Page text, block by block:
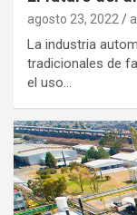
agosto 23, 2022
La industria
tradicionales de
el uso…